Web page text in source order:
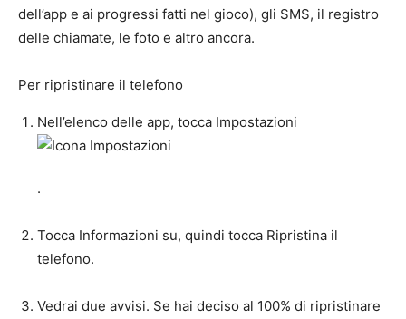
dell’app e ai progressi fatti nel gioco), gli SMS, il registro
delle chiamate, le foto e altro ancora.
Per ripristinare il telefono
Nell’elenco delle app, tocca Impostazioni
.
Tocca Informazioni su, quindi tocca Ripristina il
telefono.
Vedrai due avvisi. Se hai deciso al 100% di ripristinare